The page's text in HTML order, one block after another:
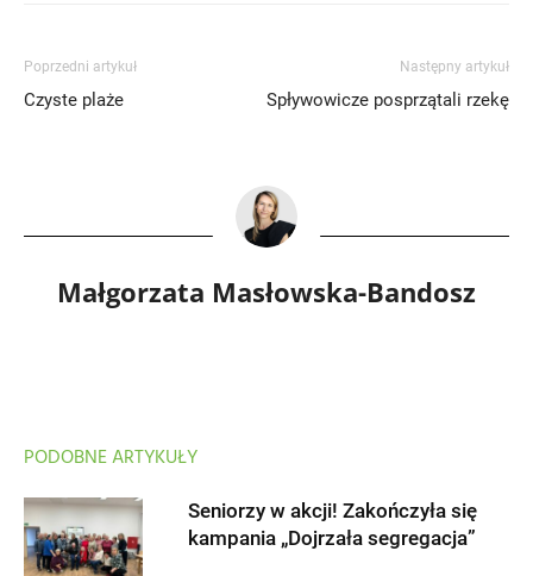
Poprzedni artykuł
Czyste plaże
Następny artykuł
Spływowicze posprzątali rzekę
Małgorzata Masłowska-Bandosz
PODOBNE ARTYKUŁY
Seniorzy w akcji! Zakończyła się
kampania „Dojrzała segregacja”